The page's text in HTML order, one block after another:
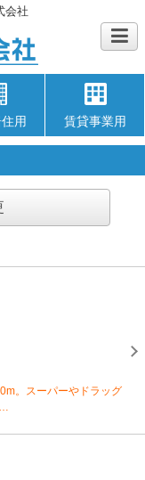
会社
用 賃貸事業用
。スーパーやドラッグ
…